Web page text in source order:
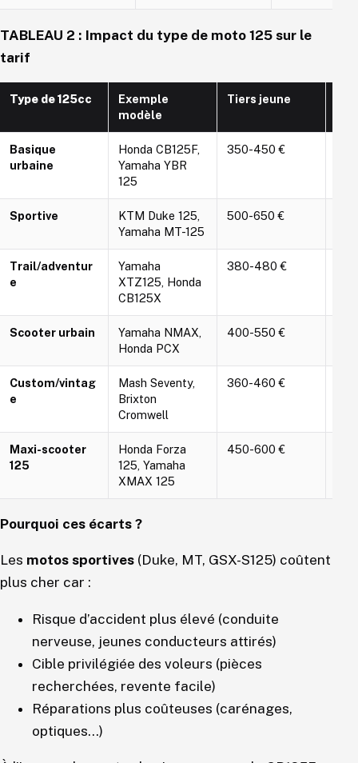
TABLEAU 2 : Impact du type de moto 125 sur le
tarif
Type de 125cc
Exemple
modèle
Tiers jeune
Basique
urbaine
Honda CB125F,
Yamaha YBR
125
350-450 €
Sportive
KTM Duke 125,
Yamaha MT-125
500-650 €
Trail/adventur
e
Yamaha
XTZ125, Honda
CB125X
380-480 €
Scooter urbain
Yamaha NMAX,
Honda PCX
400-550 €
Custom/vintag
e
Mash Seventy,
Brixton
Cromwell
360-460 €
Maxi-scooter
125
Honda Forza
125, Yamaha
XMAX 125
450-600 €
Pourquoi ces écarts ?
Les motos sportives (Duke, MT, GSX-S125) coûtent
plus cher car :
Risque d’accident plus élevé (conduite
nerveuse, jeunes conducteurs attirés)
Cible privilégiée des voleurs (pièces
recherchées, revente facile)
Réparations plus coûteuses (carénages,
optiques…)